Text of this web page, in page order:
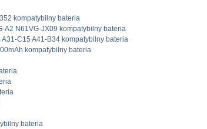
kompatybilny bateria
A2 N61VG-JX09 kompatybilny bateria
C15 A41-B34 kompatybilny bateria
kompatybilny bateria
bateria